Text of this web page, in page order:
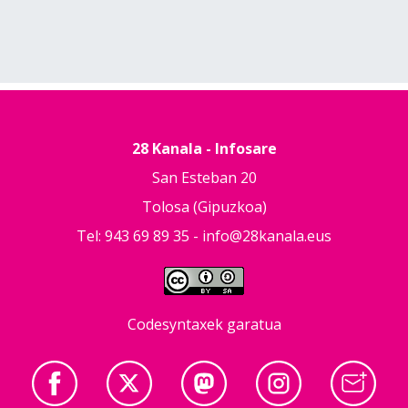
28 Kanala - Infosare
San Esteban 20
Tolosa (Gipuzkoa)
Tel: 943 69 89 35 - info@28kanala.eus
Codesyntaxek garatua